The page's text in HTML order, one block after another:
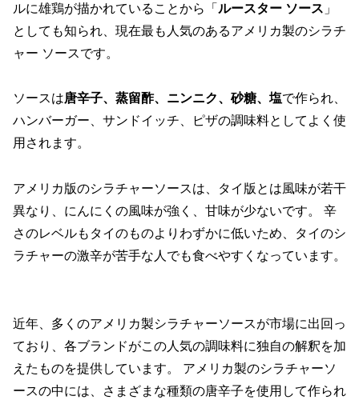
ルに雄鶏が描かれていることから「 ルースター ソース 」
としても知られ、現在最も人気のあるアメリカ製のシラチ
ャー ソースです。
ソースは唐辛子、蒸留酢、ニンニク、砂糖、塩で作られ、
ハンバーガー、サンドイッチ、ピザの調味料としてよく使
用されます。
アメリカ版のシラチャーソースは、タイ版とは風味が若干
異なり、にんにくの風味が強く、甘味が少ないです。 辛
さのレベルもタイのものよりわずかに低いため、タイのシ
ラチャーの激辛が苦手な人でも食べやすくなっています。
近年、多くのアメリカ製シラチャーソースが市場に出回っ
ており、各ブランドがこの人気の調味料に独自の解釈を加
えたものを提供しています。 アメリカ製のシラチャーソ
ースの中には、さまざまな種類の唐辛子を使用して作られ